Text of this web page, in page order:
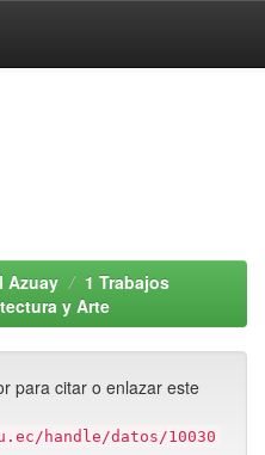
Azuay
1 Trabajos
y Arte
para citar o enlazar este
handle/datos/10030